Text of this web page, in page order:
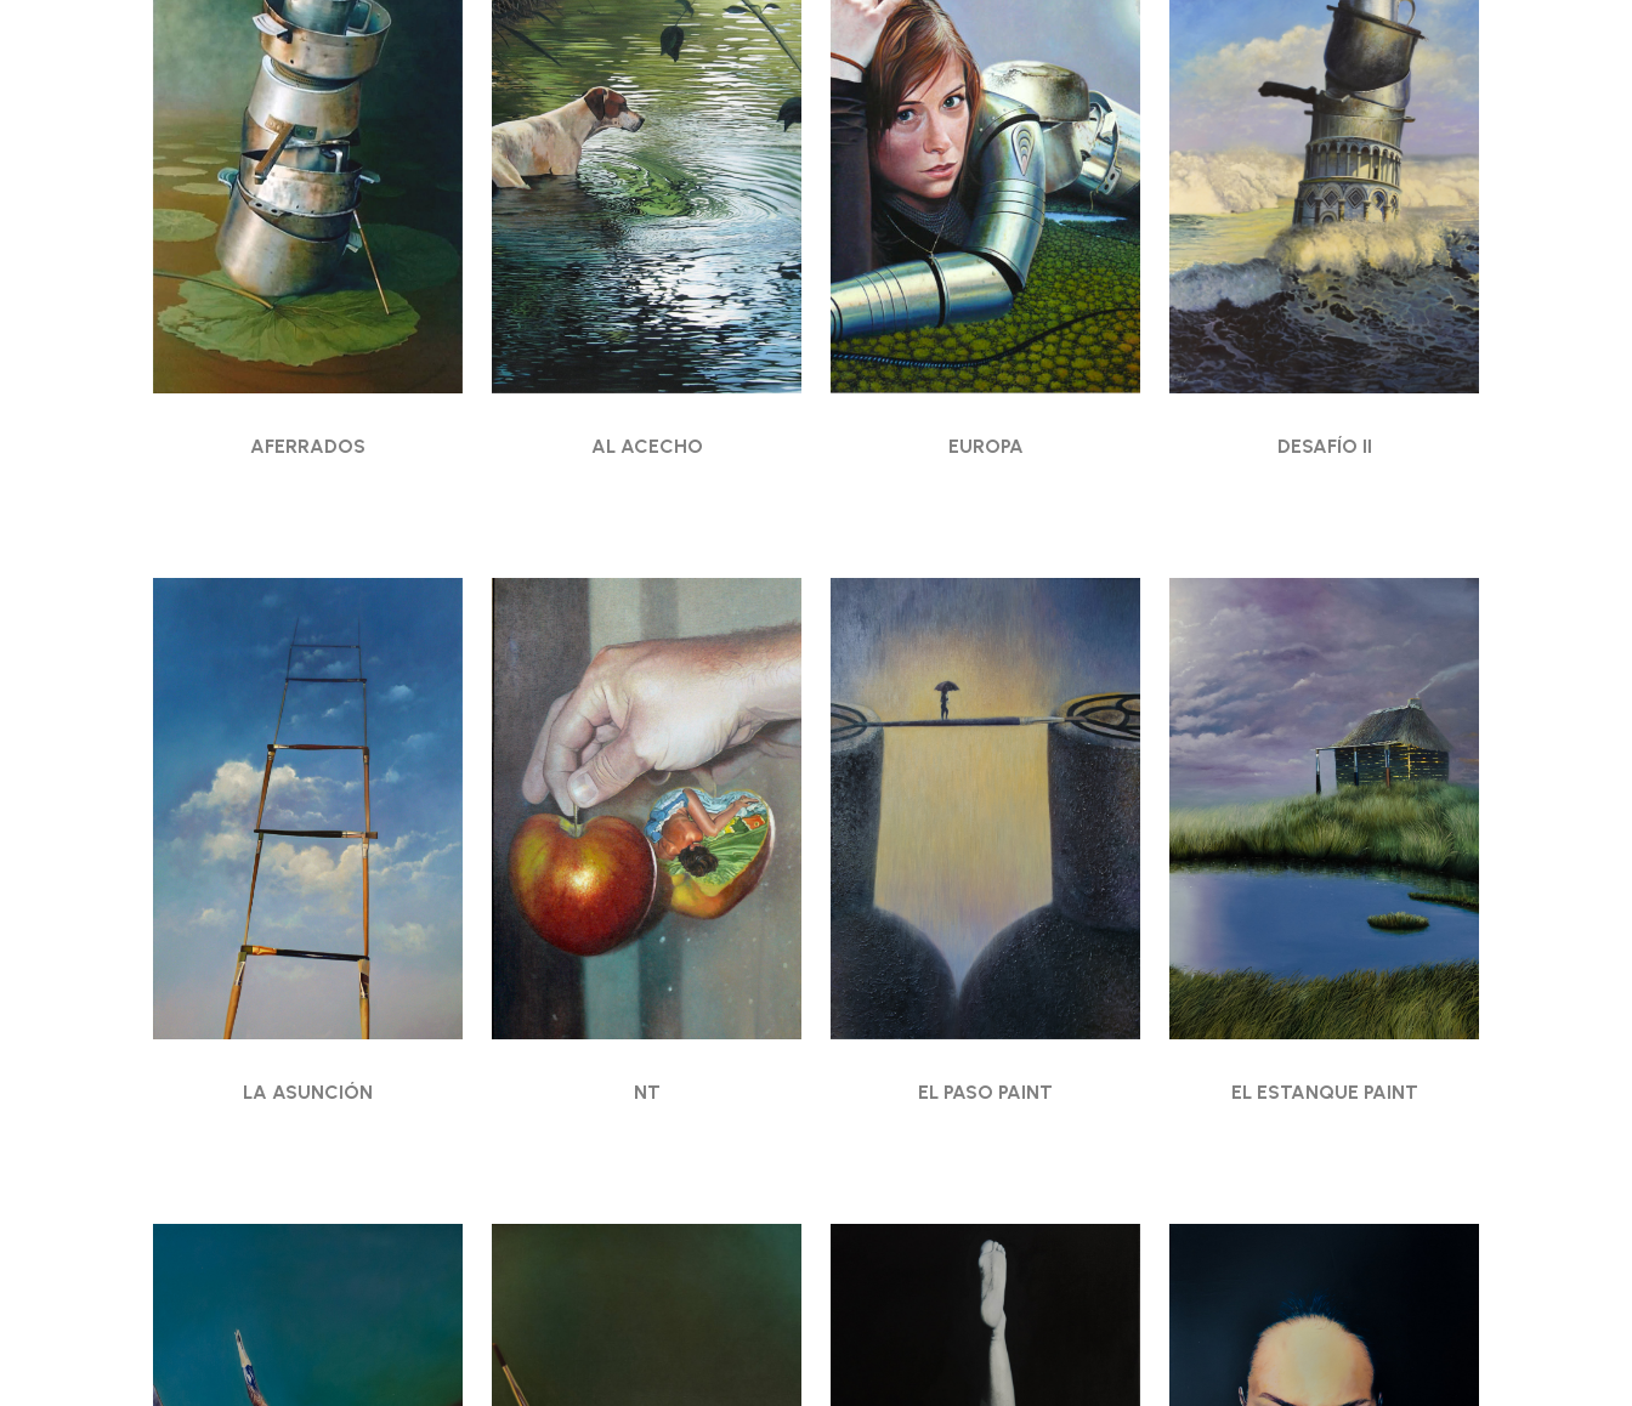
AFERRADOS AL ACECHO EUROPA DESAFÍO II
LA ASUNCIÓN NT EL PASO PAINT EL ESTANQUE PAINT